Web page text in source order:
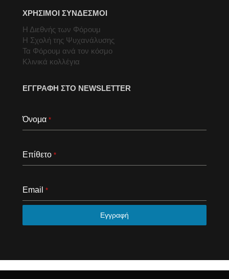
ΧΡΗΣΙΜΟΙ ΣΥΝΔΕΣΜΟΙ
Η Διεθνής των Φόρουμ
Η Σχολή της Ψυχανάλυσης
Τα Φόρουμ ανά τον κόσμο
Κλινικά κολλέγια
ΕΓΓΡΑΦΗ ΣΤΟ NEWSLETTER
Όνομα *
Επίθετο *
Email *
Εγγραφή